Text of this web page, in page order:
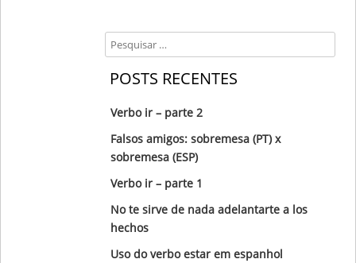
Search
POSTS RECENTES
Verbo ir – parte 2
Falsos amigos: sobremesa (PT) x
sobremesa (ESP)
Verbo ir – parte 1
No te sirve de nada adelantarte a los
hechos
Uso do verbo estar em espanhol